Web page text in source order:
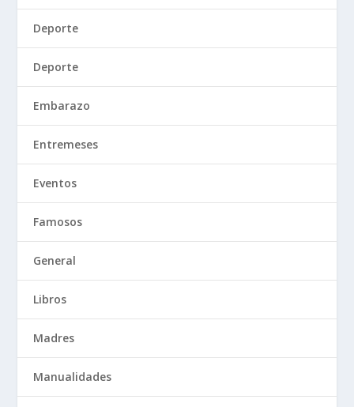
Deporte
Deporte
Embarazo
Entremeses
Eventos
Famosos
General
Libros
Madres
Manualidades